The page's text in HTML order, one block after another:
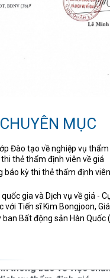
MỤC
Đào tạo về nghiệp vụ
thẻ thẩm định viên về giá
báo kỳ thi thẻ thẩm định
gia và Dịch vụ về giá -
với Tiến sĩ Kim Bongjoon,
Bất động sản Hàn Quốc
cấp Bộ: HOÀN
SO SÁNH TRONG
VIỆT NAM
thông báo về việc chấn
vụ thẩm định giá